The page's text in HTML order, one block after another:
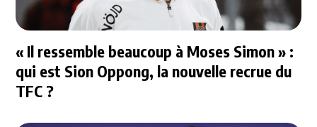
« Il ressemble beaucoup à Moses Simon » :
qui est Sion Oppong, la nouvelle recrue du
TFC ?